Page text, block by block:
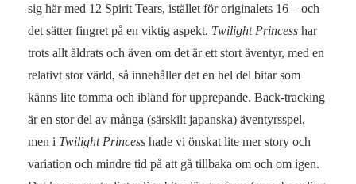
sig här med 12 Spirit Tears, istället för originalets 16 – och
det sätter fingret på en viktig aspekt. Twilight Princess har
trots allt åldrats och även om det är ett stort äventyr, med en
relativt stor värld, så innehåller det en hel del bitar som
känns lite tomma och ibland för upprepande. Back-tracking
är en stor del av många (särskilt japanska) äventyrsspel,
men i Twilight Princess hade vi önskat lite mer story och
variation och mindre tid på att gå tillbaka om och om igen.